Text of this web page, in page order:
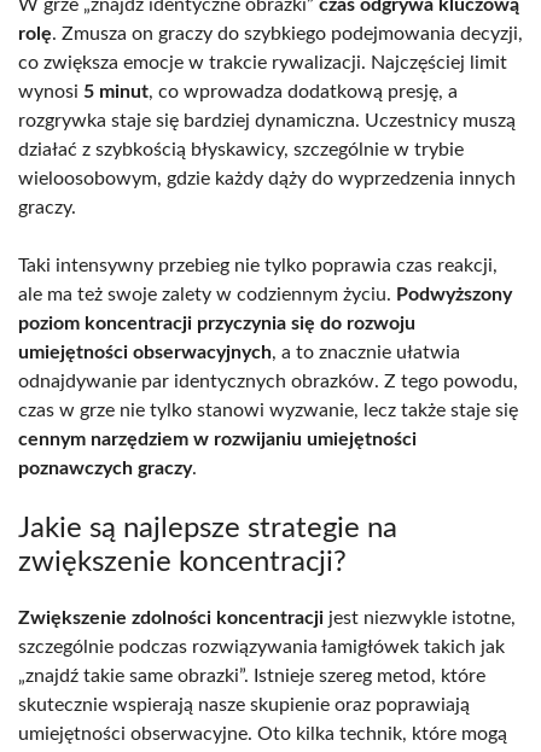
W grze „znajdź identyczne obrazki” czas odgrywa kluczową
rolę. Zmusza on graczy do szybkiego podejmowania decyzji,
co zwiększa emocje w trakcie rywalizacji. Najczęściej limit
wynosi 5 minut, co wprowadza dodatkową presję, a
rozgrywka staje się bardziej dynamiczna. Uczestnicy muszą
działać z szybkością błyskawicy, szczególnie w trybie
wieloosobowym, gdzie każdy dąży do wyprzedzenia innych
graczy.
Taki intensywny przebieg nie tylko poprawia czas reakcji,
ale ma też swoje zalety w codziennym życiu. Podwyższony
poziom koncentracji przyczynia się do rozwoju
umiejętności obserwacyjnych, a to znacznie ułatwia
odnajdywanie par identycznych obrazków. Z tego powodu,
czas w grze nie tylko stanowi wyzwanie, lecz także staje się
cennym narzędziem w rozwijaniu umiejętności
poznawczych graczy.
Jakie są najlepsze strategie na
zwiększenie koncentracji?
Zwiększenie zdolności koncentracji jest niezwykle istotne,
szczególnie podczas rozwiązywania łamigłówek takich jak
„znajdź takie same obrazki”. Istnieje szereg metod, które
skutecznie wspierają nasze skupienie oraz poprawiają
umiejętności obserwacyjne. Oto kilka technik, które mogą